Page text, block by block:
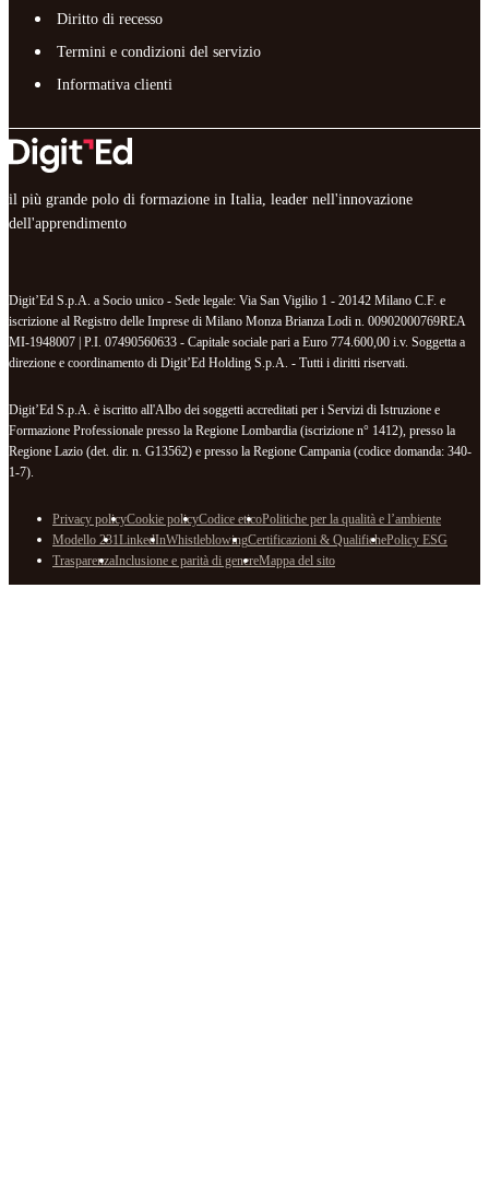
Diritto di recesso
Termini e condizioni del servizio
Informativa clienti
il più grande polo di formazione in Italia, leader nell'innovazione
dell'apprendimento
Digit’Ed S.p.A. a Socio unico - Sede legale: Via San Vigilio 1 - 20142 Milano C.F. e
iscrizione al Registro delle Imprese di Milano Monza Brianza Lodi n. 00902000769REA
MI-1948007 | P.I. 07490560633 - Capitale sociale pari a Euro 774.600,00 i.v. Soggetta a
direzione e coordinamento di Digit’Ed Holding S.p.A. - Tutti i diritti riservati.
Digit’Ed S.p.A. è iscritto all'Albo dei soggetti accreditati per i Servizi di Istruzione e
Formazione Professionale presso la Regione Lombardia (iscrizione n° 1412), presso la
Regione Lazio (det. dir. n. G13562) e presso la Regione Campania (codice domanda: 340-
1-7).
Privacy policyCookie policyCodice eticoPolitiche per la qualità e l’ambiente
Modello 231LinkedInWhistleblowingCertificazioni & QualifichePolicy ESG
TrasparenzaInclusione e parità di genereMappa del sito